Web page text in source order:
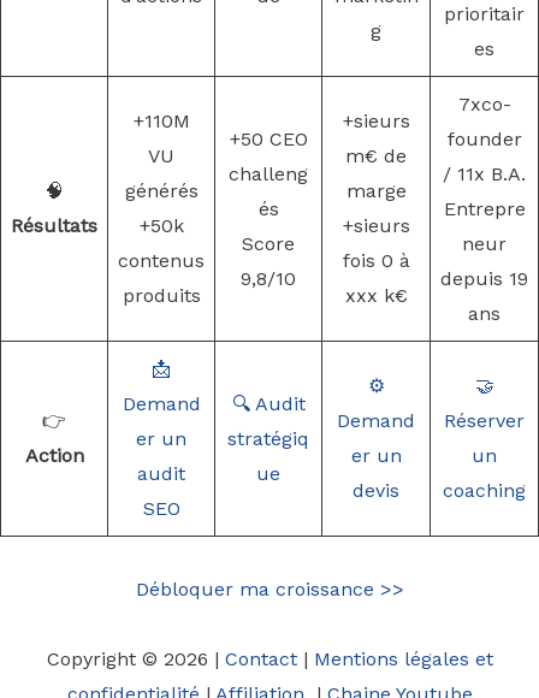
g
prioritair
es
🧠
Résultats
+110M
VU
générés
+50k
contenus
produits
+50 CEO
challeng
és
Score
9,8/10
+sieurs
m€ de
marge
+sieurs
fois 0 à
xxx k€
7xco-
founder
/ 11x B.A.
Entrepre
neur
depuis 19
ans
👉
Action
📩
Demand
er un
audit
SEO
🔍 Audit
stratégiq
ue
⚙️
Demand
er un
devis
🤝
Réserver
un
coaching
Débloquer ma croissance >>
Copyright © 2026 | Contact| Mentions légales et